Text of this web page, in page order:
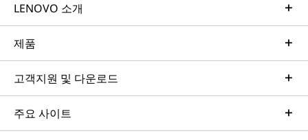
LENOVO 소개
제품
고객지원 및 다운로드
주요 사이트